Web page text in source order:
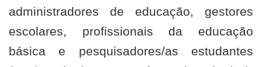
administradores de educação, gestores
escolares, profissionais da educação
básica e pesquisadores/as estudantes